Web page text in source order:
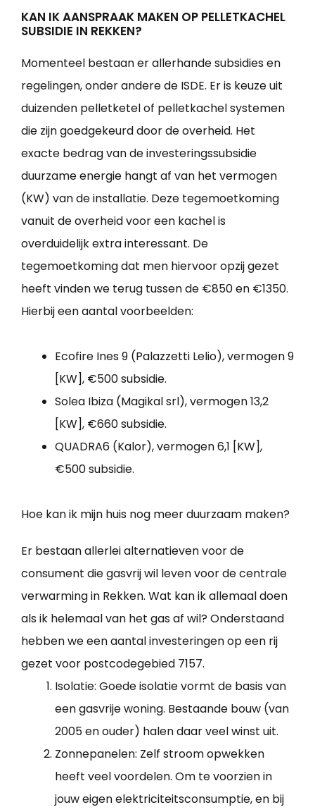
KAN IK AANSPRAAK MAKEN OP PELLETKACHEL
SUBSIDIE IN REKKEN?
Momenteel bestaan er allerhande subsidies en
regelingen, onder andere de ISDE. Er is keuze uit
duizenden pelletketel of pelletkachel systemen
die zijn goedgekeurd door de overheid. Het
exacte bedrag van de investeringssubsidie
duurzame energie hangt af van het vermogen
(KW) van de installatie. Deze tegemoetkoming
vanuit de overheid voor een kachel is
overduidelijk extra interessant. De
tegemoetkoming dat men hiervoor opzij gezet
heeft vinden we terug tussen de €850 en €1350.
Hierbij een aantal voorbeelden:
Ecofire Ines 9 (Palazzetti Lelio), vermogen 9
[KW], €500 subsidie.
Solea Ibiza (Magikal srl), vermogen 13,2
[KW], €660 subsidie.
QUADRA6 (Kalor), vermogen 6,1 [KW],
€500 subsidie.
Hoe kan ik mijn huis nog meer duurzaam maken?
Er bestaan allerlei alternatieven voor de
consument die gasvrij wil leven voor de centrale
verwarming in Rekken. Wat kan ik allemaal doen
als ik helemaal van het gas af wil? Onderstaand
hebben we een aantal investeringen op een rij
gezet voor postcodegebied 7157.
Isolatie: Goede isolatie vormt de basis van
een gasvrije woning. Bestaande bouw (van
2005 en ouder) halen daar veel winst uit.
Zonnepanelen: Zelf stroom opwekken
heeft veel voordelen. Om te voorzien in
jouw eigen elektriciteitsconsumptie, en bij